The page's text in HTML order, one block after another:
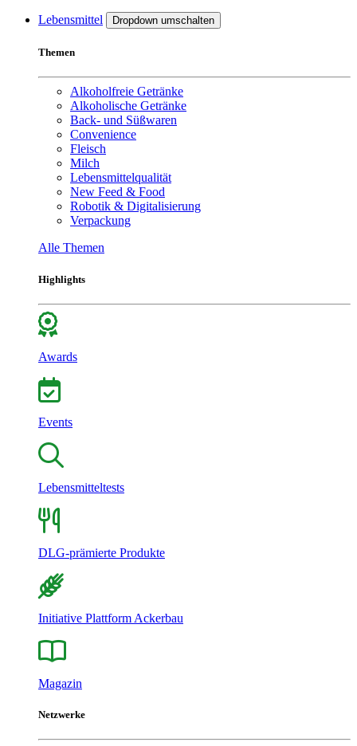
Lebensmittel Dropdown umschalten
Themen
Alkoholfreie Getränke
Alkoholische Getränke
Back- und Süßwaren
Convenience
Fleisch
Milch
Lebensmittelqualität
New Feed & Food
Robotik & Digitalisierung
Verpackung
Alle Themen
Highlights
Awards
Events
Lebensmitteltests
DLG-prämierte Produkte
Initiative Plattform Ackerbau
Magazin
Netzwerke